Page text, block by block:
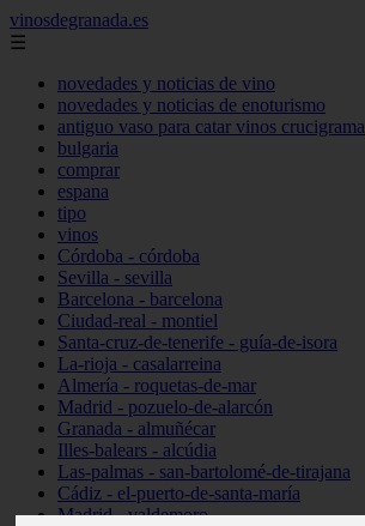
vinosdegranada.es
☰
novedades y noticias de vino
novedades y noticias de enoturismo
antiguo vaso para catar vinos crucigrama
bulgaria
comprar
espana
tipo
vinos
Córdoba - córdoba
Sevilla - sevilla
Barcelona - barcelona
Ciudad-real - montiel
Santa-cruz-de-tenerife - guía-de-isora
La-rioja - casalarreina
Almería - roquetas-de-mar
Madrid - pozuelo-de-alarcón
Granada - almuñécar
Illes-balears - alcúdia
Las-palmas - san-bartolomé-de-tirajana
Cádiz - el-puerto-de-santa-maría
Madrid - valdemoro